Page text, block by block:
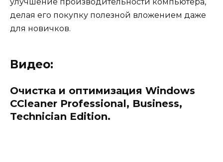
улучшение производительности компьютера,
делая его покупку полезной вложением даже
для новичков.
Видео:
Очистка и оптимизация Windows
CCleaner Professional, Business,
Technician Edition.